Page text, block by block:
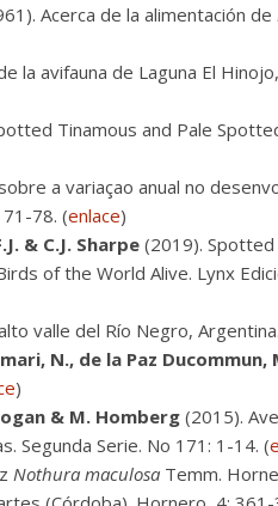
Acerca de la alimentación de
la avifauna de Laguna El
Tinamous and Pale
a variaçao anual no
78. (enlace)
& C.J. Sharpe (2019).
of the World Alive. Lynx
valle del Río Negro,
N., de la Paz Ducommun,
)
& M. Homberg (2015).
Segunda Serie. No 171: 1-14. (
Nothura maculosa Temm.